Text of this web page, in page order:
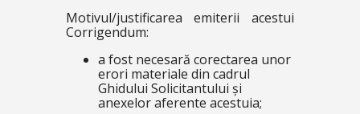
Motivul/justificarea emiterii acestui
Corrigendum:
a fost necesară corectarea unor
erori materiale din cadrul
Ghidului Solicitantului și
anexelor aferente acestuia;